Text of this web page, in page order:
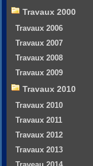
Travaux 2000
Travaux 2006
Travaux 2007
Travaux 2008
Travaux 2009
Travaux 2010
Travaux 2010
Travaux 2011
Travaux 2012
Travaux 2013